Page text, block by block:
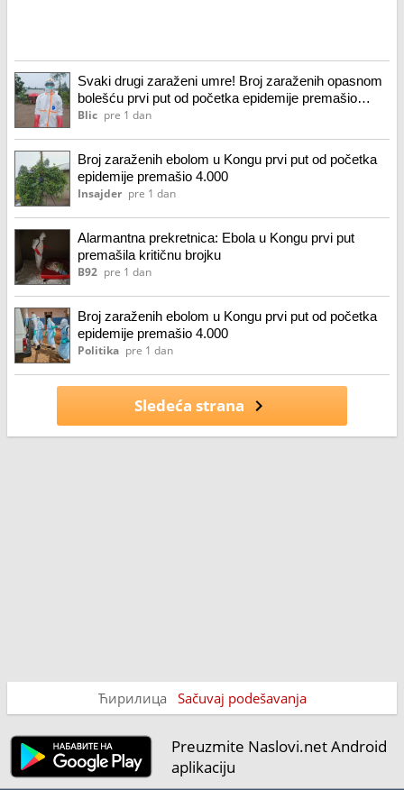
Svaki drugi zaraženi umre! Broj zaraženih opasnom
bolešću prvi put od početka epidemije premašio
4.000
Blic pre 1 dan
Broj zaraženih ebolom u Kongu prvi put od početka
epidemije premašio 4.000
Insajder pre 1 dan
Alarmantna prekretnica: Ebola u Kongu prvi put
premašila kritičnu brojku
B92 pre 1 dan
Broj zaraženih ebolom u Kongu prvi put od početka
epidemije premašio 4.000
Politika pre 1 dan
Sledeća strana
Ћирилица Sačuvaj podešavanja
Preuzmite Naslovi.net Android
aplikaciju